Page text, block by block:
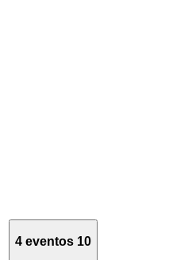
4 eventos 10